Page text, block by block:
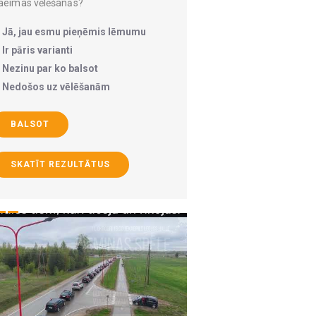
vēlēšanās?
Jā, jau esmu pieņēmis lēmumu
Ir pāris varianti
Nezinu par ko balsot
Nedošos uz vēlēšanām
BALSOT
SKATĪT REZULTĀTUS